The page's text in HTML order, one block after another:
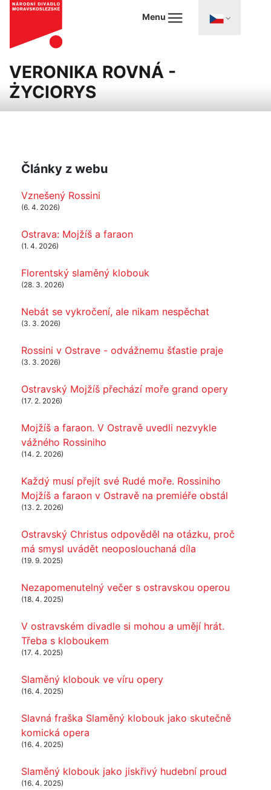
Menu
VERONIKA ROVNÁ -
ŻYCIORYS
Články z webu
Vznešený Rossini
(6. 4. 2026)
Ostrava: Mojžíš a faraon
(1. 4. 2026)
Florentský slaměný klobouk
(28. 3. 2026)
Nebát se vykročení, ale nikam nespěchat
(3. 3. 2026)
Rossini v Ostrave - odvážnemu šťastie praje
(3. 3. 2026)
Ostravský Mojžíš přechází moře grand opery
(17. 2. 2026)
Mojžíš a faraon. V Ostravě uvedli nezvykle
vážného Rossiniho
(14. 2. 2026)
Každý musí přejít své Rudé moře. Rossiniho
Mojžíš a faraon v Ostravě na premiéře obstál
(13. 2. 2026)
Ostravský Christus odpověděl na otázku, proč
má smysl uvádět neoposlouchaná díla
(19. 9. 2025)
Nezapomenutelný večer s ostravskou operou
(18. 4. 2025)
V ostravském divadle si mohou a umějí hrát.
Třeba s kloboukem
(17. 4. 2025)
Slaměný klobouk ve víru opery
(16. 4. 2025)
Slavná fraška Slaměný klobouk jako skutečně
komická opera
(16. 4. 2025)
Slaměný klobouk jako jiskřivý hudební proud
(16. 4. 2025)